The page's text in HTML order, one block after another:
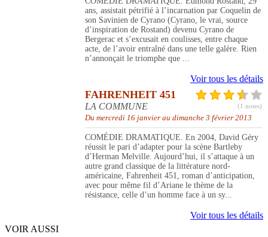
ans, assistait pétrifié à l’incarnation par Coquelin de
son Savinien de Cyrano (Cyrano, le vrai, source
d’inspiration de Rostand) devenu Cyrano de
Bergerac et s’excusait en coulisses, entre chaque
acte, de l’avoir entraîné dans une telle galère. Rien
n’annonçait le triomphe que ...
Voir tous les détails
(1 notes)
FAHRENHEIT 451
LA COMMUNE
Du mercredi 16 janvier au dimanche 3 février 2013
COMÉDIE DRAMATIQUE. En 2004, David Géry
réussit le pari d’adapter pour la scène Bartleby
d’Herman Melville. Aujourd’hui, il s’attaque à un
autre grand classique de la littérature nord-
américaine, Fahrenheit 451, roman d’anticipation,
avec pour même fil d’Ariane le thème de la
résistance, celle d’un homme face à un sy...
Voir tous les détails
VOIR AUSSI